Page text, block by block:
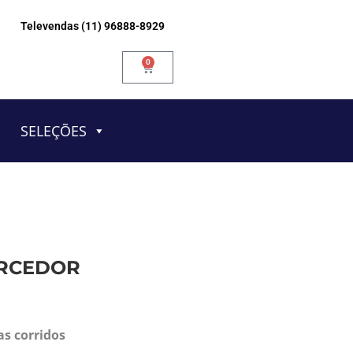
Televendas (11) 96888-8929
0
Carrinho
SELEÇÕES
corridos